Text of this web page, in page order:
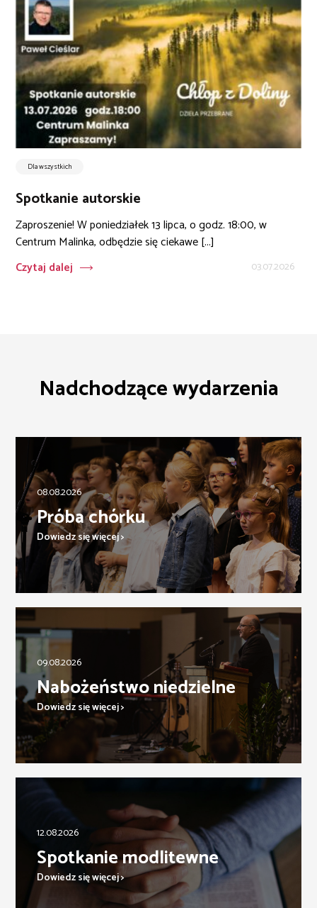
Dla wszystkich
Spotkanie autorskie
Zaproszenie! W poniedziałek 13 lipca, o godz. 18:00, w
Centrum Malinka, odbędzie się ciekawe [...]
Czytaj dalej
03.07.2026
Nadchodzące wydarzenia
08.08.2026
Próba chórku
Dowiedz się więcej >
09.08.2026
Nabożeństwo niedzielne
Dowiedz się więcej >
12.08.2026
Spotkanie modlitewne
Dowiedz się więcej >